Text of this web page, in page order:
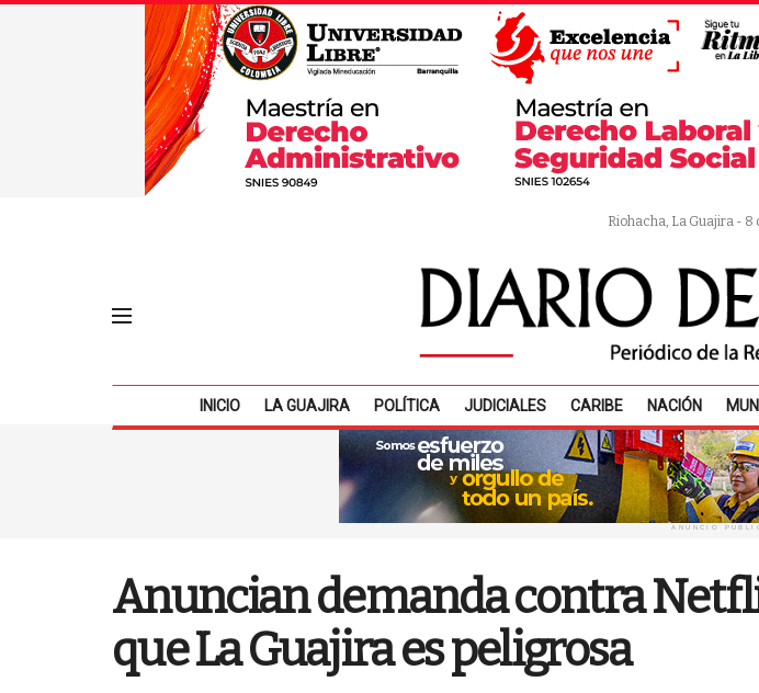
Riohacha, La Guajira - 8
INICIO LA GUAJIRA POLÍTICA JUDICIALES CARIBE NACIÓN
ANUNCIO
Anuncian demanda contra
que La Guajira es peligrosa